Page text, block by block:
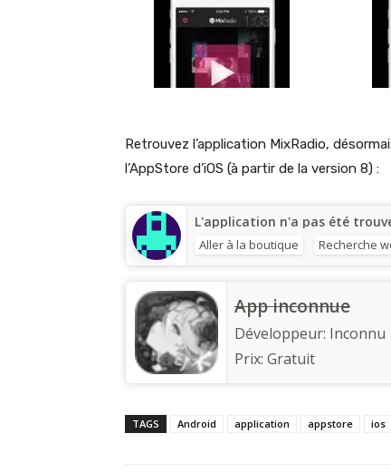
Retrouvez l’application MixRadio,
l’AppStore d’iOS (à partir de la version 8) :
L'application n'a pas été
Aller à la boutique Recherche
App inconnue
Développeur: Inconnu
Prix: Gratuit
TAGS Android application appstore ios